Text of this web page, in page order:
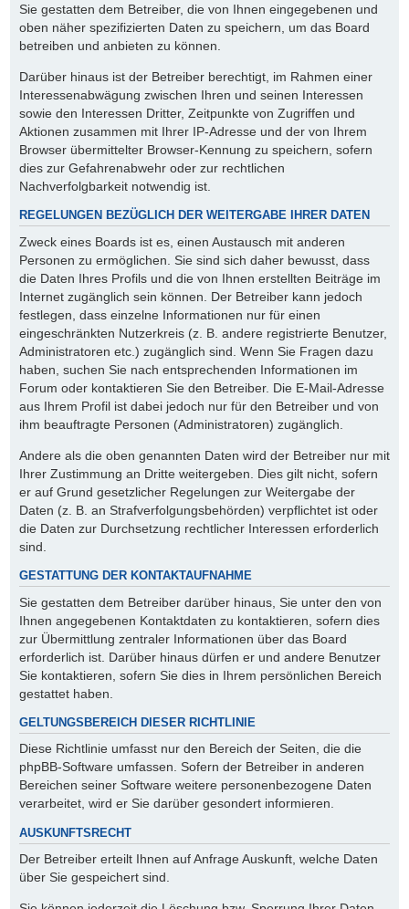
Sie gestatten dem Betreiber, die von Ihnen eingegebenen und
oben näher spezifizierten Daten zu speichern, um das Board
betreiben und anbieten zu können.
Darüber hinaus ist der Betreiber berechtigt, im Rahmen einer
Interessenabwägung zwischen Ihren und seinen Interessen
sowie den Interessen Dritter, Zeitpunkte von Zugriffen und
Aktionen zusammen mit Ihrer IP-Adresse und der von Ihrem
Browser übermittelter Browser-Kennung zu speichern, sofern
dies zur Gefahrenabwehr oder zur rechtlichen
Nachverfolgbarkeit notwendig ist.
REGELUNGEN BEZÜGLICH DER WEITERGABE IHRER DATEN
Zweck eines Boards ist es, einen Austausch mit anderen
Personen zu ermöglichen. Sie sind sich daher bewusst, dass
die Daten Ihres Profils und die von Ihnen erstellten Beiträge im
Internet zugänglich sein können. Der Betreiber kann jedoch
festlegen, dass einzelne Informationen nur für einen
eingeschränkten Nutzerkreis (z. B. andere registrierte Benutzer,
Administratoren etc.) zugänglich sind. Wenn Sie Fragen dazu
haben, suchen Sie nach entsprechenden Informationen im
Forum oder kontaktieren Sie den Betreiber. Die E-Mail-Adresse
aus Ihrem Profil ist dabei jedoch nur für den Betreiber und von
ihm beauftragte Personen (Administratoren) zugänglich.
Andere als die oben genannten Daten wird der Betreiber nur mit
Ihrer Zustimmung an Dritte weitergeben. Dies gilt nicht, sofern
er auf Grund gesetzlicher Regelungen zur Weitergabe der
Daten (z. B. an Strafverfolgungsbehörden) verpflichtet ist oder
die Daten zur Durchsetzung rechtlicher Interessen erforderlich
sind.
GESTATTUNG DER KONTAKTAUFNAHME
Sie gestatten dem Betreiber darüber hinaus, Sie unter den von
Ihnen angegebenen Kontaktdaten zu kontaktieren, sofern dies
zur Übermittlung zentraler Informationen über das Board
erforderlich ist. Darüber hinaus dürfen er und andere Benutzer
Sie kontaktieren, sofern Sie dies in Ihrem persönlichen Bereich
gestattet haben.
GELTUNGSBEREICH DIESER RICHTLINIE
Diese Richtlinie umfasst nur den Bereich der Seiten, die die
phpBB-Software umfassen. Sofern der Betreiber in anderen
Bereichen seiner Software weitere personenbezogene Daten
verarbeitet, wird er Sie darüber gesondert informieren.
AUSKUNFTSRECHT
Der Betreiber erteilt Ihnen auf Anfrage Auskunft, welche Daten
über Sie gespeichert sind.